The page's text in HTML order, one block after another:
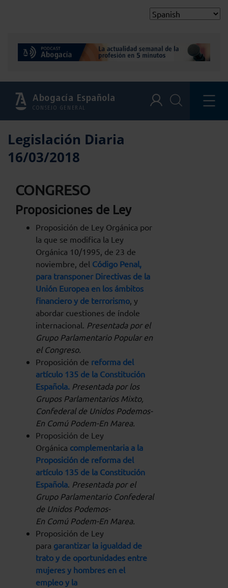
Abogacía Española
CONSEJO GENERAL
Legislación Diaria
16/03/2018
CONGRESO
Proposiciones de Ley
Proposición de Ley Orgánica por
la que se modifica la Ley
Orgánica 10/1995, de 23 de
noviembre, del Código Penal,
para transponer Directivas de la
Unión Europea en los ámbitos
financiero y de terrorismo, y
abordar cuestiones de índole
internacional. Presentada por el
Grupo Parlamentario Popular en
el Congreso.
Proposición de reforma del
artículo 135 de la Constitución
Española. Presentada por los
Grupos Parlamentarios Mixto,
Confederal de Unidos Podemos-
En Comú Podem-En Marea.
Proposición de Ley
Orgánica complementaria a la
Proposición de reforma del
artículo 135 de la Constitución
Española. Presentada por el
Grupo Parlamentario Confederal
de Unidos Podemos-
En Comú Podem-En Marea.
Proposición de Ley
para garantizar la igualdad de
trato y de oportunidades entre
mujeres y hombres en el
empleo y la